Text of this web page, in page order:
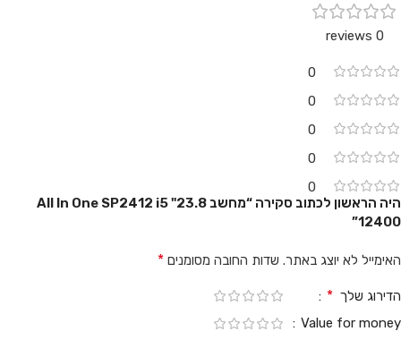
0 reviews
0
0
0
0
0
היה הראשון לכתוב סקירה “מחשב 23.8" All In One SP2412 i5
12400”
האימייל לא יוצג באתר. שדות החובה מסומנים *
הדירוג שלך *
Value for money